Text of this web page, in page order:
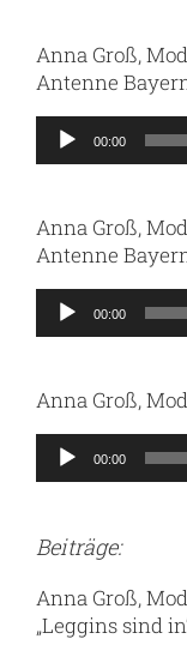
Anna Groß,
Antenne
Audio-
Player
00:00
Anna Groß,
Antenne
Audio-
Player
00:00
Anna Groß,
Audio-
Player
00:00
Beiträge:
Anna Groß,
„Leggins sind